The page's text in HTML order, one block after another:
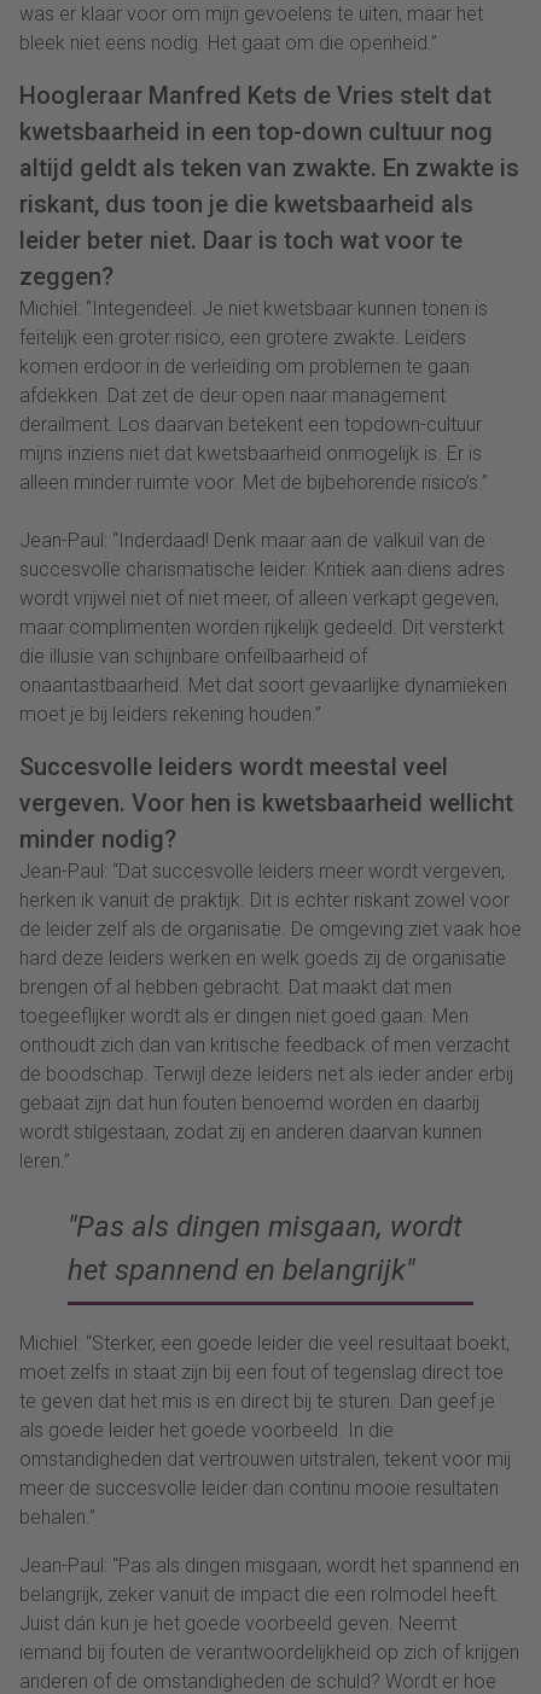
was er klaar voor om mijn gevoelens te uiten, maar het
bleek niet eens nodig. Het gaat om die openheid.”
Hoogleraar Manfred Kets de Vries stelt dat
kwetsbaarheid in een top-down cultuur nog
altijd geldt als teken van zwakte. En zwakte is
riskant, dus toon je die kwetsbaarheid als
leider beter niet. Daar is toch wat voor te
zeggen?
Michiel: “Integendeel. Je niet kwetsbaar kunnen tonen is
feitelijk een groter risico, een grotere zwakte. Leiders
komen erdoor in de verleiding om problemen te gaan
afdekken. Dat zet de deur open naar management
derailment. Los daarvan betekent een topdown-cultuur
mijns inziens niet dat kwetsbaarheid onmogelijk is. Er is
alleen minder ruimte voor. Met de bijbehorende risico’s.”
Jean-Paul: “Inderdaad! Denk maar aan de valkuil van de
succesvolle charismatische leider. Kritiek aan diens adres
wordt vrijwel niet of niet meer, of alleen verkapt gegeven,
maar complimenten worden rijkelijk gedeeld. Dit versterkt
die illusie van schijnbare onfeilbaarheid of
onaantastbaarheid. Met dat soort gevaarlijke dynamieken
moet je bij leiders rekening houden.”
Succesvolle leiders wordt meestal veel
vergeven. Voor hen is kwetsbaarheid wellicht
minder nodig?
Jean-Paul: “Dat succesvolle leiders meer wordt vergeven,
herken ik vanuit de praktijk. Dit is echter riskant zowel voor
de leider zelf als de organisatie. De omgeving ziet vaak hoe
hard deze leiders werken en welk goeds zij de organisatie
brengen of al hebben gebracht. Dat maakt dat men
toegeeflijker wordt als er dingen niet goed gaan. Men
onthoudt zich dan van kritische feedback of men verzacht
de boodschap. Terwijl deze leiders net als ieder ander erbij
gebaat zijn dat hun fouten benoemd worden en daarbij
wordt stilgestaan, zodat zij en anderen daarvan kunnen
leren.”
Pas als dingen misgaan, wordt
het spannend en belangrijk
Michiel: “Sterker, een goede leider die veel resultaat boekt,
moet zelfs in staat zijn bij een fout of tegenslag direct toe
te geven dat het mis is en direct bij te sturen. Dan geef je
als goede leider het goede voorbeeld. In die
omstandigheden dat vertrouwen uitstralen, tekent voor mij
meer de succesvolle leider dan continu mooie resultaten
behalen.”
Jean-Paul: “Pas als dingen misgaan, wordt het spannend en
belangrijk, zeker vanuit de impact die een rolmodel heeft.
Juist dán kun je het goede voorbeeld geven. Neemt
iemand bij fouten de verantwoordelijkheid op zich of krijgen
anderen of de omstandigheden de schuld? Wordt er hoe